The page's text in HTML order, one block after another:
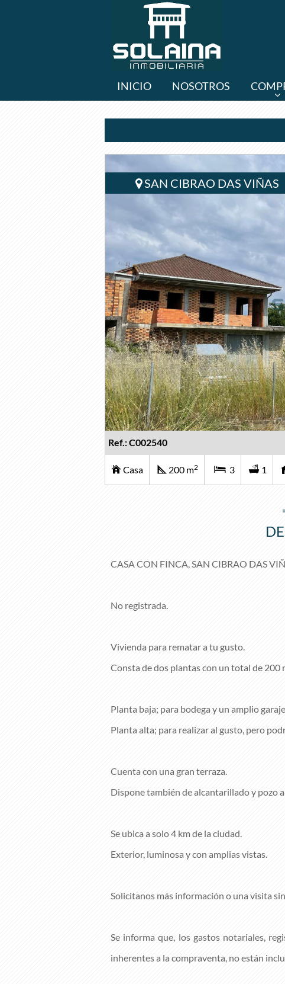
INICIO NOSOTROS
SAN CIBRAO DAS VIÑAS
Ref.: C002540
Casa 200 m2 3 1
CASA CON FINCA, SAN CIBRAO DAS
No registrada.
Vivienda para rematar a tu gusto.
Consta de dos plantas con un total de 200
Planta baja; para bodega y un amplio
Planta alta; para realizar al gusto, pero
Cuenta con una gran terraza.
Dispone también de alcantarillado y pozo
Se ubica a solo 4 km de la ciudad.
Exterior, luminosa y con amplias vistas.
Solicitanos más información o una visita
Se informa que, los gastos notariales,
inherentes a la compraventa, no están